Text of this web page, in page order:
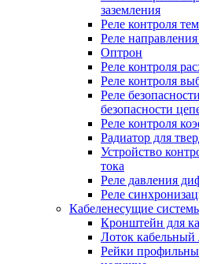
заземления
Реле контроля
Реле
Оптрон
Реле контроля
Реле контроля
Реле
безопасности
Реле контроля
Радиатор для
Устройство
тока
Реле давления
Реле
Кабеленесущие
Кронштейн для
Лоток кабельный
Рейки